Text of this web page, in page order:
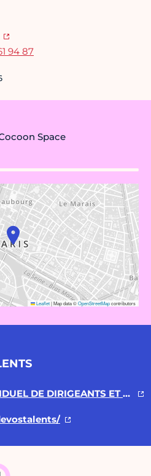
Space
Leaflet|Map data ©OpenStreetMapcontributors
COACHING INDIVIDUEL DE DIRIGEANTS ET MANAGERS A PARIS
94 87